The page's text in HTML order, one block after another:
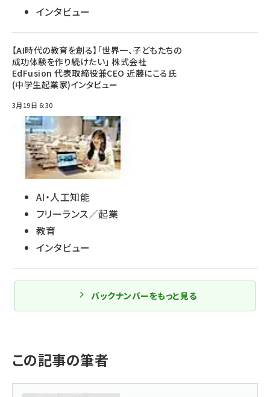
インタビュー
【AI時代の教育を創る】「世界一、子どもたちの
成功体験を作り続けたい」 株式会社
EdFusion 代表取締役兼CEO 近藤にこる氏
(中学生起業家)インタビュー
3月19日 6:30
AI・人工知能
フリーランス／起業
教育
インタビュー
バックナンバーをもっと見る
この記事の筆者